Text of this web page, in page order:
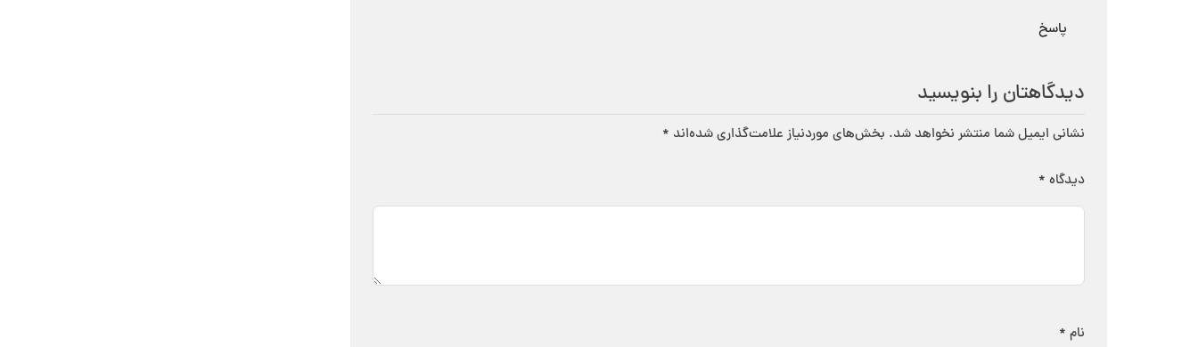
پاسخ
دیدگاهتان را بنویسید
نشانی ایمیل شما منتشر نخواهد شد. بخش‌های موردنیاز علامت‌گذاری شده‌اند *
دیدگاه *
نام *